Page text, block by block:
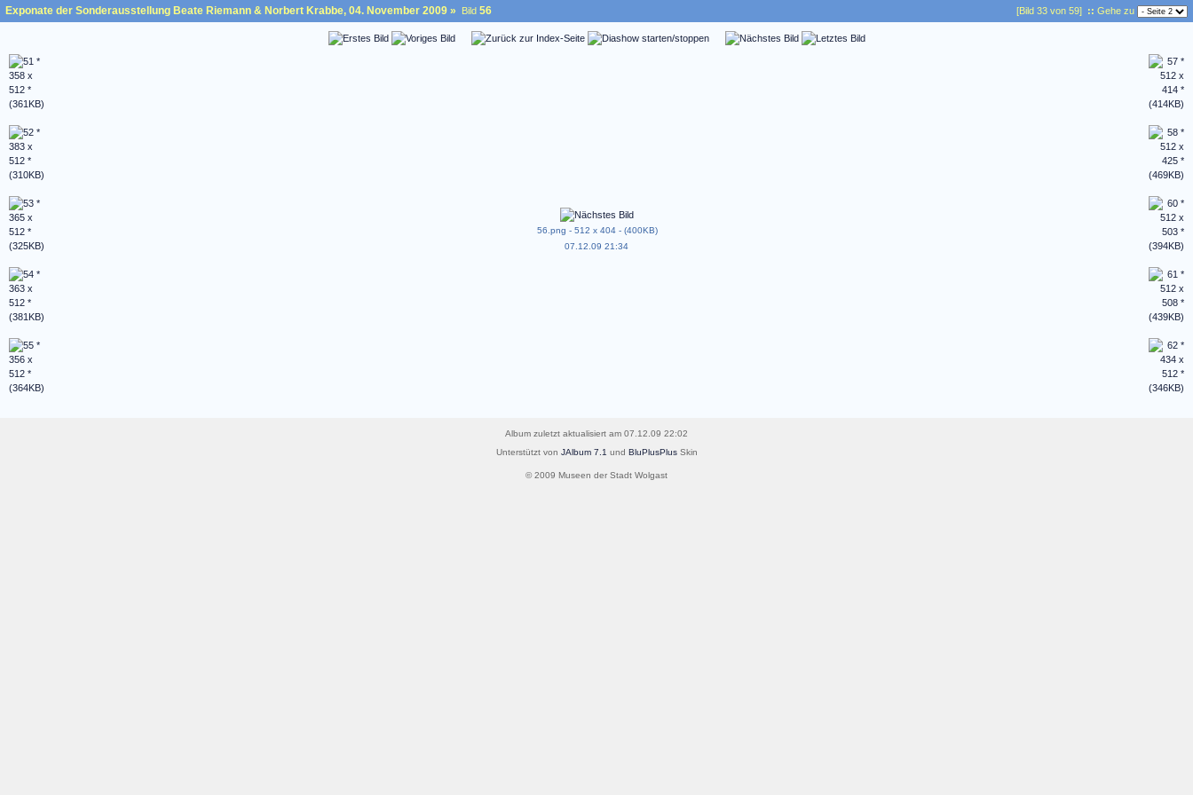
Exponate der Sonderausstellung Beate Riemann & Norbert Krabbe, 04. November 2009 » Bild 56 [Bild 33 von 59] :: Gehe zu
56.png - 512 x 404 - (400KB)
07.12.09 21:34
Album zuletzt aktualisiert am 07.12.09 22:02
Unterstützt von JAlbum 7.1 und BluPlusPlusSkin
© 2009 Museen der Stadt Wolgast